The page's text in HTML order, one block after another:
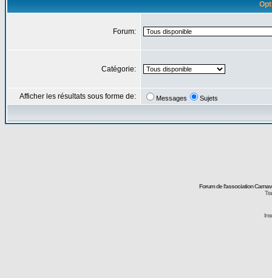
Forum:
Catégorie:
Afficher les résultats sous forme de: Messages Sujets
Forum de l'association